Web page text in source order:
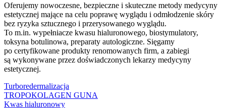
Oferujemy nowoczesne, bezpieczne i skuteczne metody medycyny
estetycznej mające na celu poprawę wyglądu i odmłodzenie skóry
bez ryzyka sztucznego i przerysowanego wyglądu.
To m.in. wypełniacze kwasu hialuronowego, biostymulatory,
toksyna botulinowa, preparaty autologiczne. Sięgamy
po certyfikowane produkty renomowanych firm, a zabiegi
są wykonywane przez doświadczonych lekarzy medycyny
estetycznej.
Turboredermalizacja
TROPOKOLAGEN GUNA
Kwas hialuronowy